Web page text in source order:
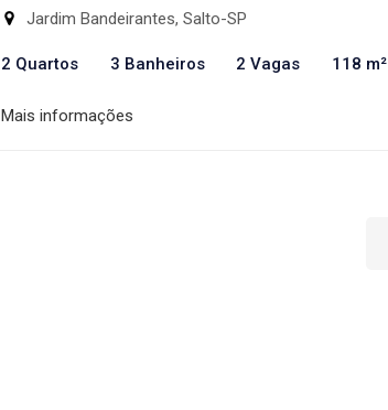
Jardim Bandeirantes, Salto-SP
2 Quartos 3 Banheiros 2 Vagas 118 m²
Mais informações